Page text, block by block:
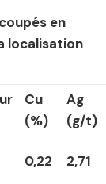
en
localisation
Cu
(%)
Ag
(g/t)
0,22 2,71